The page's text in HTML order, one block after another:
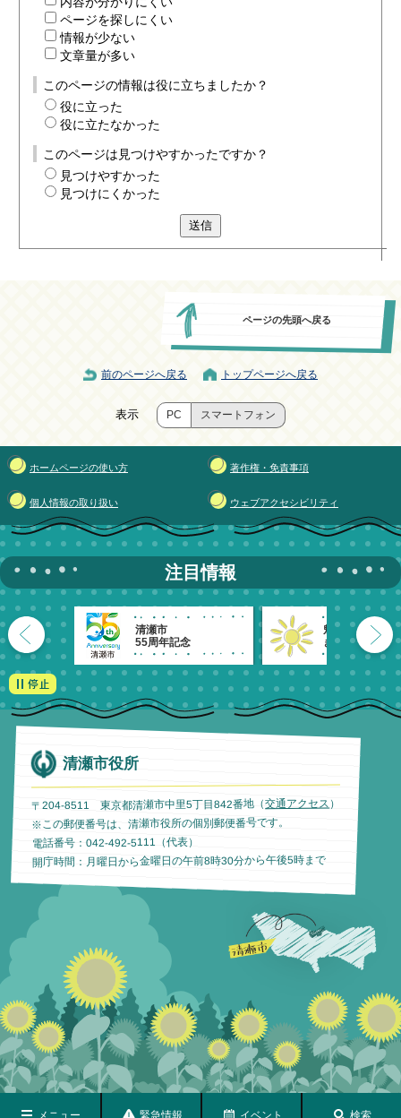
ページを探しにくい
情報が少ない
文章量が多い
このページの情報は役に立ちましたか？
役に立った
役に立たなかった
このページは見つけやすかったですか？
見つけやすかった
見つけにくかった
送信
メニュー 緊急情報 イベント 検索
ページの先頭へ戻る
前のページへ戻る トップページへ戻る
表示 PC スマートフォン
ホームページの使い方 著作権・免責事項
個人情報の取り扱い ウェブアクセシビリティ
注目情報
清瀬市
55周年記念
魅力発信！
きよせのーと。
清瀬市役所
〒204-8511 東京都清瀬市中里5丁目842番地（交通アクセス ）
※この郵便番号は、清瀬市役所の個別郵便番号です。
電話番号：042-492-5111（代表）
開庁時間：月曜日から金曜日の午前8時30分から午後5時まで